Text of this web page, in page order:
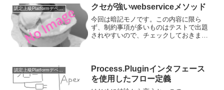
認定上級Platformデベロッパー クセが強いwebserviceメソッド
今回は暗記モノです。この内容に限ら
ず、制約事項が多いものはテストで出題
されやすいので、チェックしておきまし
Apex...
認定上級Platformデベロッパー
Process.Pluginインタフェース
を使用したフロー定義